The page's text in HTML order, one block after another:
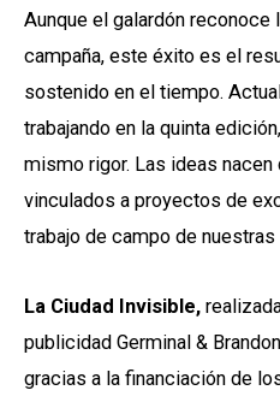
Aunque el galardón reconoce
campaña, este éxito es el
sostenido en el tiempo.
trabajando en la quinta
mismo rigor. Las ideas nacen
vinculados a proyectos de
trabajo de campo de
La Ciudad Invisible,
publicidad Germinal &
gracias a la financiación de